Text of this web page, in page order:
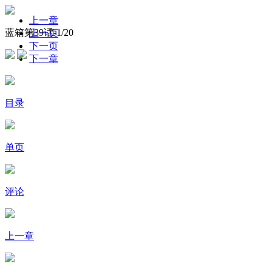
蓝箱第39话-1/20
上一章
上一页
下一页
下一章
目录
单页
评论
上一章